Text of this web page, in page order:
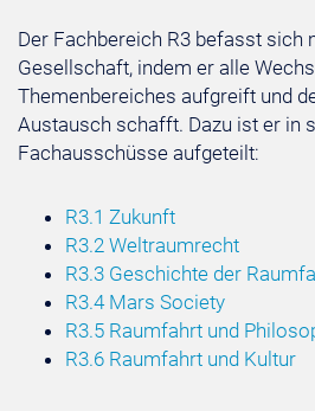
Der Fachbereich R3 befasst sich
Gesellschaft, indem er alle
Themenbereiches aufgreift und
Austausch schafft. Dazu ist er in
Fachausschüsse aufgeteilt:
R3.1 Zukunft
R3.2 Weltraumrecht
R3.3 Geschichte der
R3.4 Mars Society
R3.5 Raumfahrt und
R3.6 Raumfahrt und Kultur